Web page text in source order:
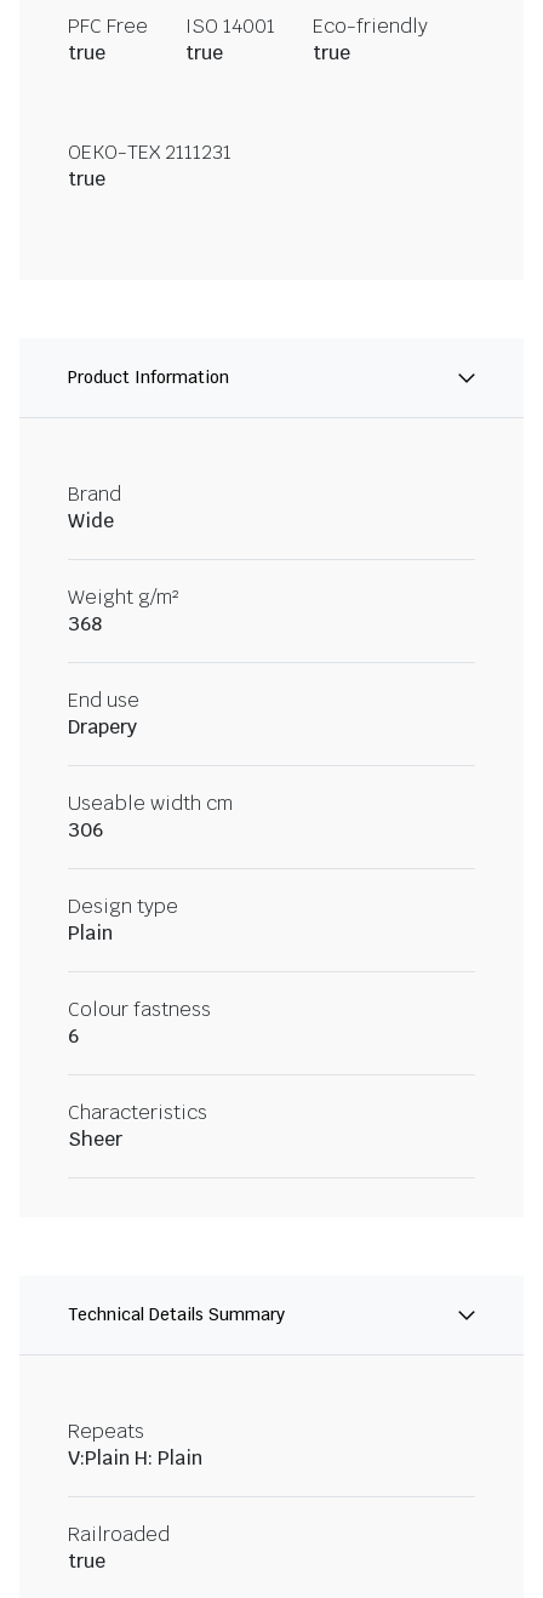
PFC Free
true
ISO 14001
true
Eco-friendly
true
OEKO-TEX 2111231
true
Product Information
Brand
Wide
Weight g/m²
368
End use
Drapery
Useable width cm
306
Design type
Plain
Colour fastness
6
Characteristics
Sheer
Technical Details Summary
Repeats
V:Plain H: Plain
Railroaded
true